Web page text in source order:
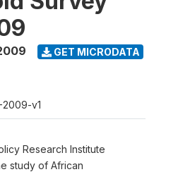
GET MICRODATA
v1
Research Institute
study of African